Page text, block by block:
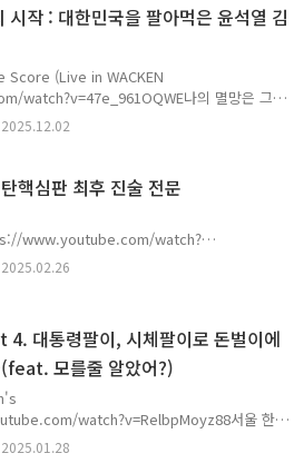
에서 성장한 국가라는 사실을 말이다. 미국과
얻게 되는지 알아야 할 것이다. 지금 국내의
다. PS. 이 글을 읽기 전 필자의 이전 포스팅
에 링크를 달아두었다. htt..
시작 : 대한민국을 팔아먹은 윤석열 김
(Live in WACKEN
watch?v=47e_961OQWE나의 멸망은 그대
윤석열과 김건희는 멸망하여야 한다. 필자는
윤석열 전 대통령(이하 윤석열)을 지지하였었
통해 받아들이고 있었다. 그러나 24년 12월
한 내란 재판에서 나오고 있는 충격적인 이
폭로를 보고 필자는 윤석열에게 뒤통수를 세
최소 한 개라도..
2025.12.02
핵심판 최후 진술 전문
www.youtube.com/watch?
후 진술은 대한민국의 현주소를 적나라하게
통하여 윤석열 대통령의 탄핵심판 최후 진술
자 그리고 화교들에 의하여 장악되었다. 이 상
을 상대로 대국민 호소의 수단이 계엄령밖에
치 못한다. 조속히 대한민국이 정상화 되기 위
어 대한민..
2025.02.26
4. 대통령팔이, 시체팔이로 돈벌이에
모를줄 알았어?)
watch?v=RelbpMoyz88서울 한남
서부지방법원 집회를 유도한 유튜버들은
다. 오로지 슈퍼챗을 원한다 이번 포스팅은
2025.01.28